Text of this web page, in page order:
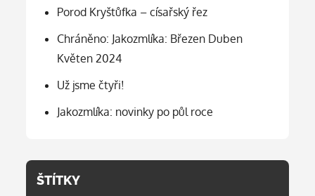
Porod Kryštůfka – císařský řez
Chráněno: Jakozmlíka: Březen Duben
Květen 2024
Už jsme čtyři!
Jakozmlíka: novinky po půl roce
ŠTÍTKY